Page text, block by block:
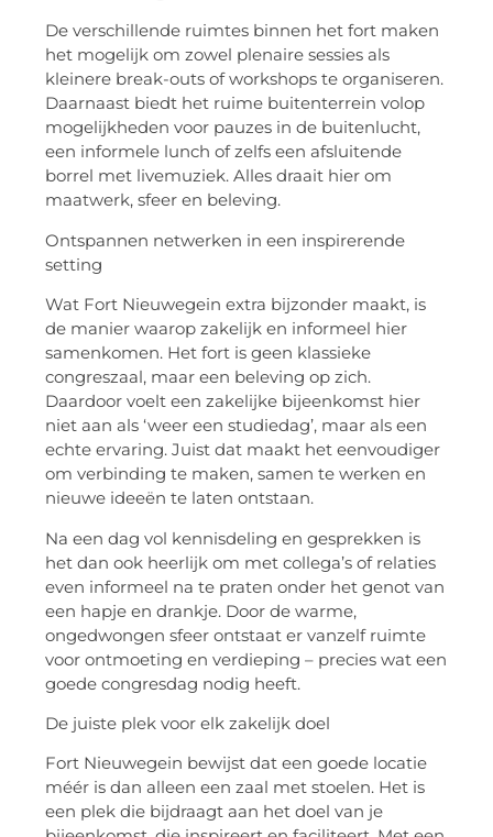
De verschillende ruimtes binnen het fort maken
het mogelijk om zowel plenaire sessies als
kleinere break-outs of workshops te organiseren.
Daarnaast biedt het ruime buitenterrein volop
mogelijkheden voor pauzes in de buitenlucht,
een informele lunch of zelfs een afsluitende
borrel met livemuziek. Alles draait hier om
maatwerk, sfeer en beleving.
Ontspannen netwerken in een inspirerende
setting
Wat Fort Nieuwegein extra bijzonder maakt, is
de manier waarop zakelijk en informeel hier
samenkomen. Het fort is geen klassieke
congreszaal, maar een beleving op zich.
Daardoor voelt een zakelijke bijeenkomst hier
niet aan als ‘weer een studiedag’, maar als een
echte ervaring. Juist dat maakt het eenvoudiger
om verbinding te maken, samen te werken en
nieuwe ideeën te laten ontstaan.
Na een dag vol kennisdeling en gesprekken is
het dan ook heerlijk om met collega’s of relaties
even informeel na te praten onder het genot van
een hapje en drankje. Door de warme,
ongedwongen sfeer ontstaat er vanzelf ruimte
voor ontmoeting en verdieping – precies wat een
goede congresdag nodig heeft.
De juiste plek voor elk zakelijk doel
Fort Nieuwegein bewijst dat een goede locatie
méér is dan alleen een zaal met stoelen. Het is
een plek die bijdraagt aan het doel van je